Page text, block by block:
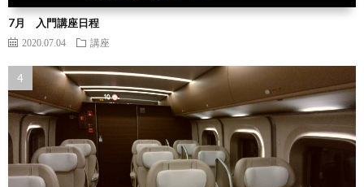
7月 入門講座日程
2020.07.04 講座